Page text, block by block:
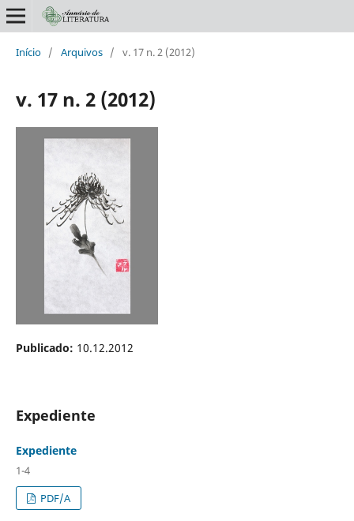
Início / Arquivos / v. 17 n. 2 (2012)
v. 17 n. 2 (2012)
Publicado: 10.12.2012
Expediente
Expediente
1-4
PDF/A